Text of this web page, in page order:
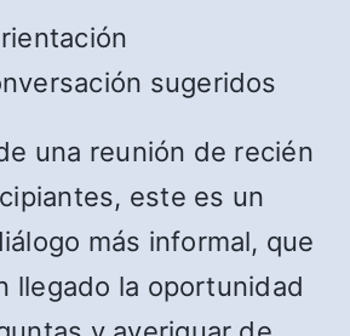
sugeridos
una reunión de recién
este es un
más informal, que
llegado la oportunidad